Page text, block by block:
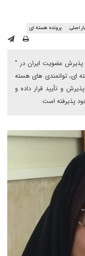
اصلی پرونده هسته ای
پذیرش عضویت ایران در "
ای، توانمندی های هسته
و تأیید قرار داده و
پذیرفته است.